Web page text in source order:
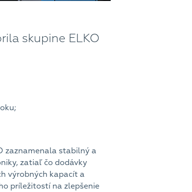
skupine ELKO
zaznamenala stabilný a
zatiaľ čo dodávky
výrobných kapacít a
príležitostí na zlepšenie